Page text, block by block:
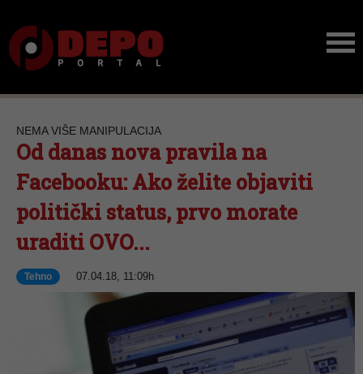
NEMA VIŠE MANIPULACIJA
Od danas nova pravila na
Facebooku: Ako želite objaviti
politički status, prvo morate
uraditi OVO...
Tehno 07.04.18, 11:09h